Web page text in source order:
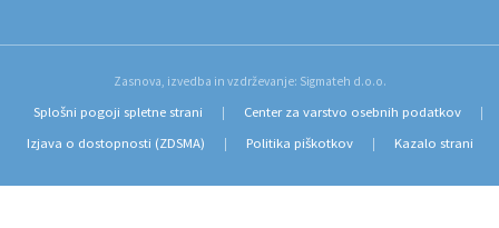
Zasnova, izvedba in vzdrževanje: Sigmateh d.o.o.
Splošni pogoji spletne strani | Center za varstvo osebnih podatkov |
Izjava o dostopnosti (ZDSMA) | Politika piškotkov | Kazalo strani